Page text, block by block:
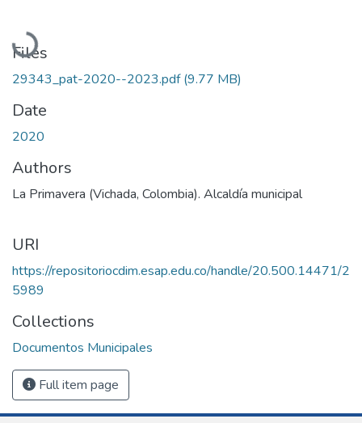
Loading...
Files
29343_pat-2020--2023.pdf(9.77 MB)
Date
2020
Authors
La Primavera (Vichada, Colombia). Alcaldía municipal
URI
https://repositoriocdim.esap.edu.co/handle/20.500.14471/2
5989
Collections
Documentos Municipales
Full item page